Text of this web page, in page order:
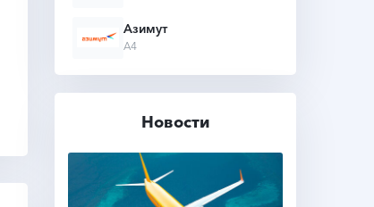
Азимут
A4
Новости